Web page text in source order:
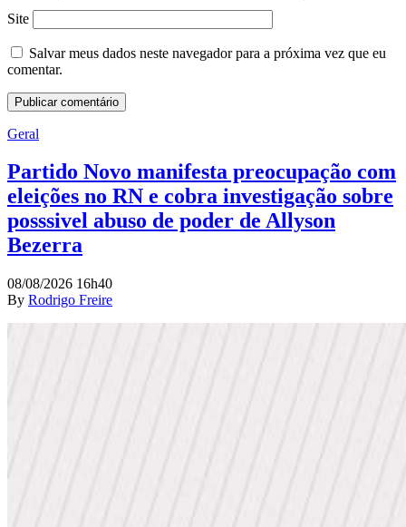
Site
Salvar meus dados neste navegador para a próxima vez que eu
comentar.
Geral
Partido Novo manifesta preocupação com
eleições no RN e cobra investigação sobre
posssivel abuso de poder de Allyson
Bezerra
08/08/2026 16h40
By Rodrigo Freire